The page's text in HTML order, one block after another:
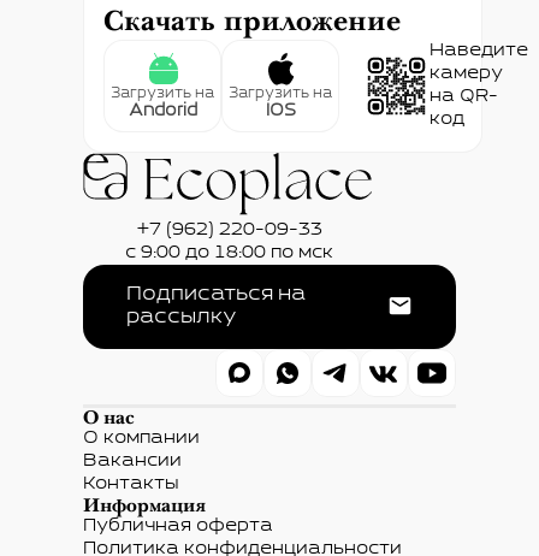
Скачать приложение
Загрузить на
Andorid
Загрузить на
IOS
Наведите
камеру
на QR-
код
+7 (962) 220-09-33
с 9:00 до 18:00 по мск
Подписаться на
рассылку
О нас
О компании
Вакансии
Контакты
Информация
Публичная оферта
Политика конфиденциальности